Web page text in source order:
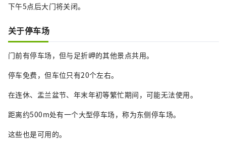
下午5点后大门将关闭。
关于停车场
门前有停车场，但与足折岬的其他景点共用。
停车免费，但车位只有20个左右。
在连休、盂兰盆节、年末年初等繁忙期间，可能无法使用。
距离约500m处有一个大型停车场，称为东侧停车场。
这些也是可用的。